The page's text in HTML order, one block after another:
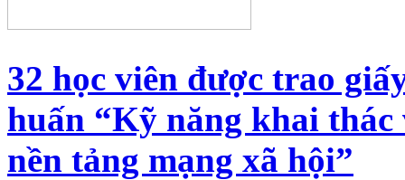
32 học viên được trao
huấn “Kỹ năng khai
nền tảng mạng xã hội”